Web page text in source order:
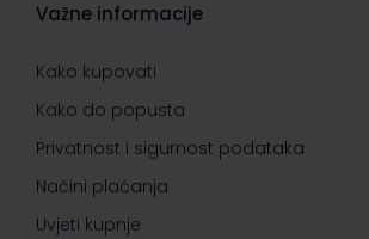
Važne informacije
Kako kupovati
Kako do popusta
Privatnost i sigurnost podataka
Načini plaćanja
Uvjeti kupnje